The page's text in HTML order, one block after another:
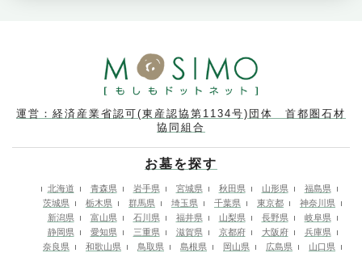
運営：経済産業省認可(東産認協第1134号)団体 首都圏石材
協同組合
お墓を探す
北海道 青森県 岩手県 宮城県 秋田県 山形県
福島県
茨城県
栃木県 群馬県 埼玉県 千葉県 東京都
神奈川県
新潟県
富山県 石川県 福井県 山梨県 長野県
岐阜県
静岡県
愛知県 三重県 滋賀県 京都府 大阪府
兵庫県
奈良県
和歌山県 鳥取県 島根県 岡山県 広島県
山口県